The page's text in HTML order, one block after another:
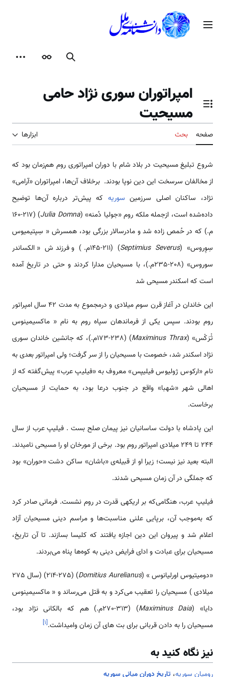
محتوامنوی اصلی
جستجوظاهر
تغییر وضعیت فهرست محتویات
امپراتوران سوری نژاد حامی
مسیحیت
صفحه بحث ابزارها
شروع تبلیغ مسیحیت در بلاد شام با دوران امپراتوری روم هم‌زمان بود که
از مخالفان سرسخت این دین نوپا بودند. برخلاف آن‌ها، امپراتوران «آرامی»
نژاد، ساکنان اصلی سرزمین سوریه که پیش‌تر درباره آن‌ها توضیح
داده‌شده است، ازجمله ملکه روم «جولیا دُمنه» (Julia Domna
) (160-217
م.) که در حُمص زاده شد و مادرسالار بزرگی بود، همسرش « سِپتیمیوس
سِوِروس» (Septimius Severus
‎‏) (145-211م.) و فرزندش « الکساندر
سوروس» (208-235م.)، با مسیحیان مدارا کردند و حتی در تاریخ آمده
است که اسکندر مسیحی شد
این خاندان در آغاز قرن سوم میلادی و درمجموع به مدت 42 سال امپراتور
روم بودند. سپس یکی از فرماندهان سپاه روم به نام « ماکسیمینوس
ثْرَکْس» (Maximinus Thrax
) (173-238م.)، که جانشین خاندان سوری
نژاد اسکندر شد، خصومت با مسیحیان را از سر گرفت؛ ولی امپراتور بعدی به
نام «ارکوس ژولیوس فیلیپس» معروف به «فیلیپ عرب» پیش‌گفته که از
اهالی شهر «شهبا» واقع در جنوب درعا بود، به حمایت از مسیحیان
برخاست.
این پادشاه با دولت ساسانیان نیز پیمان صلح بست . فیلیپ عرب از سال
244 تا 249 میلادی امپراتور روم بود. برخی از مورخان او را مسیحی نامیدند.
البته بعید نیز نیست؛ زیرا او از قبیله‌ی «باشان» ساکن دشت «حوران» بود
که جملگی در آن زمان مسیحی شدند.
فیلیپ عرب، هنگامی‌که بر اریکه­ی قدرت در روم نشست. فرمانی صادر کرد
که به‌موجب آن، برپایی علنی مناسبت‌ها و مراسم دینی مسیحیان آزاد
اعلام شد و پیروان این دین اجازه یافتند که کلیسا بسازند. تا آن تاریخ،
مسیحیان برای عبادت و ادای فرایض دینی به کوه‌ها پناه می‌بردند.
«دومیتیوس اورلیانوس » (Domitius Aurelianus
) (214-275) (سال 275
میلادی ) مسیحیان را تعقیب می‌کرد و به قتل می‌رساند و « ماکسیمینوس
دایا» (Maximinus Daia
) (270-313م.) هم که بالکانی نژاد بود،
مسیحیان را به دادن قربانی برای بت­ های آن زمان وامی­داشت.[۱]
نیز نگاه کنید به
رومیان سوریه، تاریخ دوران میانی سوریه